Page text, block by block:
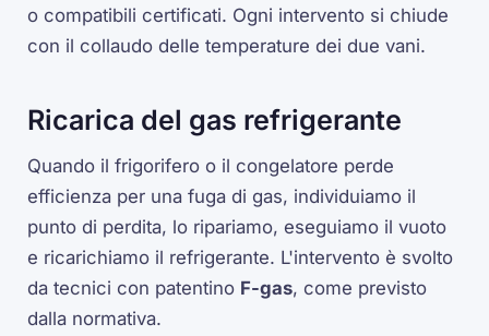
o compatibili certificati. Ogni intervento si chiude
con il collaudo delle temperature dei due vani.
Ricarica del gas refrigerante
Quando il frigorifero o il congelatore perde
efficienza per una fuga di gas, individuiamo il
punto di perdita, lo ripariamo, eseguiamo il vuoto
e ricarichiamo il refrigerante. L'intervento è svolto
da tecnici con patentino F-gas, come previsto
dalla normativa.